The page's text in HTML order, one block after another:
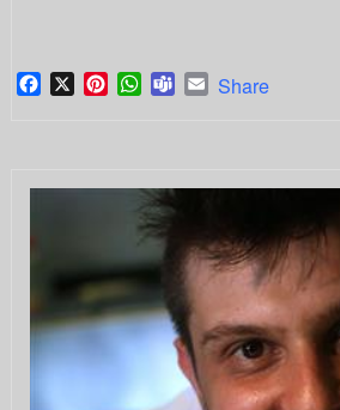
Facebook
X PinterestWhatsApp
TeamsEmail
Share